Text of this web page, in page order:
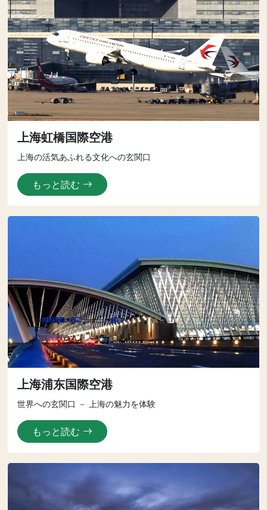
上海虹橋国際空港
上海の活気あふれる文化への玄関口
もっと読む
上海浦东国際空港
世界への玄関口 － 上海の魅力を体験
もっと読む